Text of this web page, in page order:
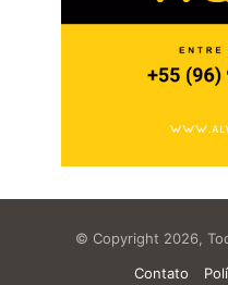
© Copyright 2026,
Contato